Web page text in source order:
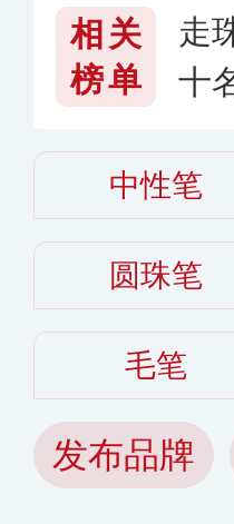
相关
榜单
走
十
中性笔
圆珠笔
毛笔
发布品牌